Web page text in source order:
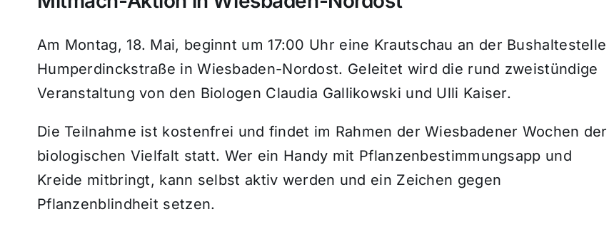
Am Montag, 18. Mai, beginnt um 17:00 Uhr eine Krautschau an der Bushaltestelle
Humperdinckstraße in Wiesbaden-Nordost. Geleitet wird die rund zweistündige
Veranstaltung von den Biologen Claudia Gallikowski und Ulli Kaiser.
Die Teilnahme ist kostenfrei und findet im Rahmen der Wiesbadener Wochen der
biologischen Vielfalt statt. Wer ein Handy mit Pflanzenbestimmungsapp und
Kreide mitbringt, kann selbst aktiv werden und ein Zeichen gegen
Pflanzenblindheit setzen.